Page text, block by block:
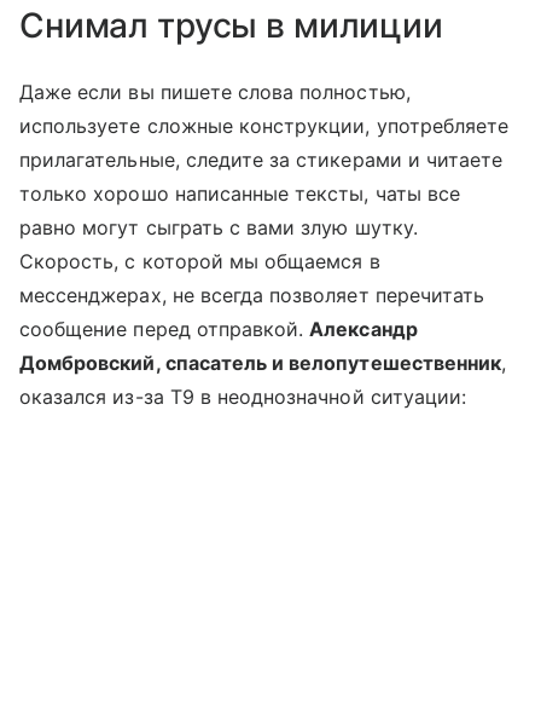
Снимал трусы в милиции
Даже если вы пишете слова полностью,
используете сложные конструкции, употребляете
прилагательные, следите за стикерами и читаете
только хорошо написанные тексты, чаты все
равно могут сыграть с вами злую шутку.
Скорость, с которой мы общаемся в
мессенджерах, не всегда позволяет перечитать
сообщение перед отправкой.Александр
Домбровский, спасатель и велопутешественник,
оказался из-за Т9 в неоднозначной ситуации: